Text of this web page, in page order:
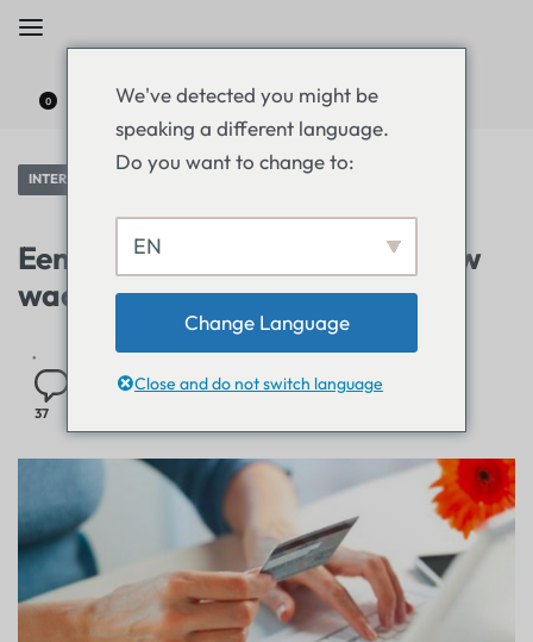
0
INTERVIEW
Een kaftan online kopen: Interview
waarheid
37
We've detected you might be
speaking a different language.
Do you want to change to:
EN
Change Language
Close and do not switch language